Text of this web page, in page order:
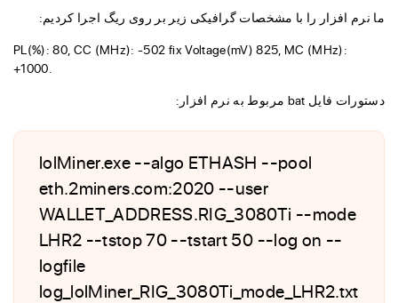
ما نرم افزار را با مشخصات گرافیکی زیر بر روی ریگ اجرا کردیم:
PL(%): 80, CC (MHz): -502 fix Voltage(mV) 825, MC (MHz):
+1000.
دستورات فایل bat مربوط به نرم افزار:
lolMiner.exe --algo ETHASH --pool
eth.2miners.com:2020 --user
WALLET_ADDRESS.RIG_3080Ti --mode
LHR2 --tstop 70 --tstart 50 --log on --
logfile
log_lolMiner_RIG_3080Ti_mode_LHR2.txt